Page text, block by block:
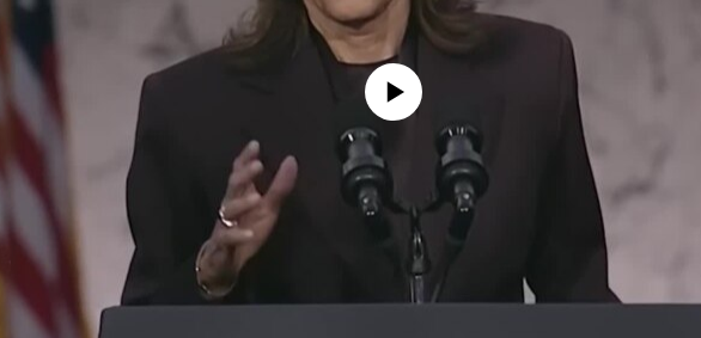
No media source currently available